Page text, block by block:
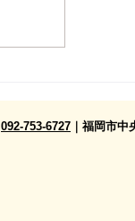
プラスを開催し
092-753-6727 ｜福岡市